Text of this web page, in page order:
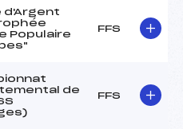
d'Argent
Populaire
FFS
de
FFS